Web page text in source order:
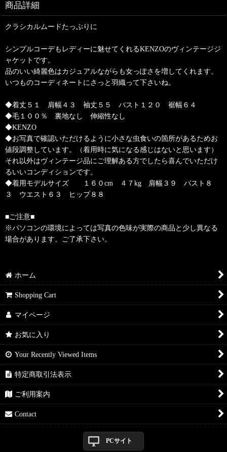
商品詳細
クラシカルムードたっぷりに
シンプルコーデもレディーに魅せてくれるKENZOのヴィンテージジ
ャケットです。
品のいい綺麗色はカジュアルながらも女っぽさを増してくれます。
いつものコーディネートにさっと羽織って下さいね。
◆着丈５１ 肩幅４３ 袖丈５５ バスト１２０ 裾幅６４
◆毛１００％ 裏地なし 伸縮性なし
◆KENZO
◆お写真で確認いただけるように小さな虫食いの箇所があるためお
値段調整しています。（着用時に気になる感じはないと思います）
それ以外はヴィンテージ品にご理解ある方でしたら喜んでいただけ
るいいコンディションです。
◆着用モデルサイズ １６０cm ４７kg 肩幅３９ バスト８
３ ウエスト６３ ヒップ８８
■ご注意■
※パソコンの環境によっては写真の色味が実際の商品と少し異なる
場合があります。ご了承下さい。
ホーム
Shopping Cart
マイページ
お気に入り
Your Recently Viewed Items
特定商取引法表示
ご利用案内
Contact
PCサイト